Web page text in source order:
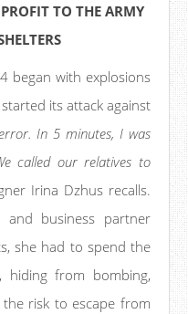
TO THE ARMY
began with explosions
its attack against
In 5 minutes, I was
called our relatives to
Irina Dzhus recalls.
business partner
she had to spend the
hiding from bombing,
risk to escape from